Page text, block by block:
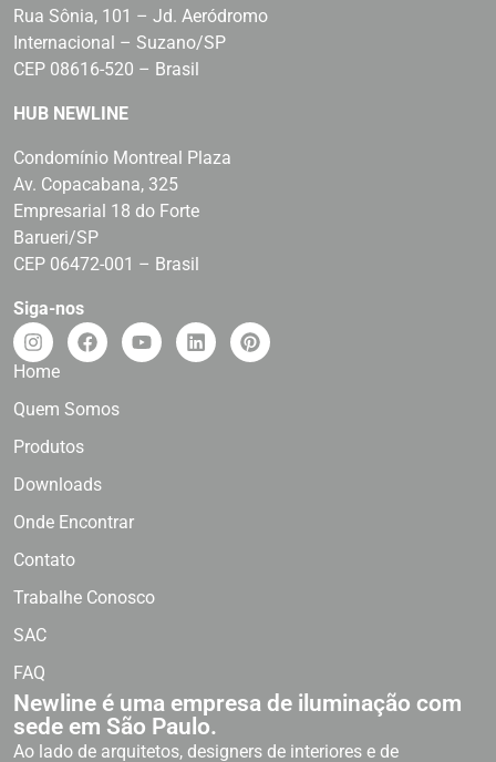
Rua Sônia, 101 – Jd. Aeródromo
Internacional – Suzano/SP
CEP 08616-520 – Brasil
HUB NEWLINE
Condomínio Montreal Plaza
Av. Copacabana, 325
Empresarial 18 do Forte
Barueri/SP
CEP 06472-001 – Brasil
Siga-nos
Home
Quem Somos
Produtos
Downloads
Onde Encontrar
Contato
Trabalhe Conosco
SAC
FAQ
Newline é uma empresa de iluminação com
sede em São Paulo.
Ao lado de arquitetos, designers de interiores e de